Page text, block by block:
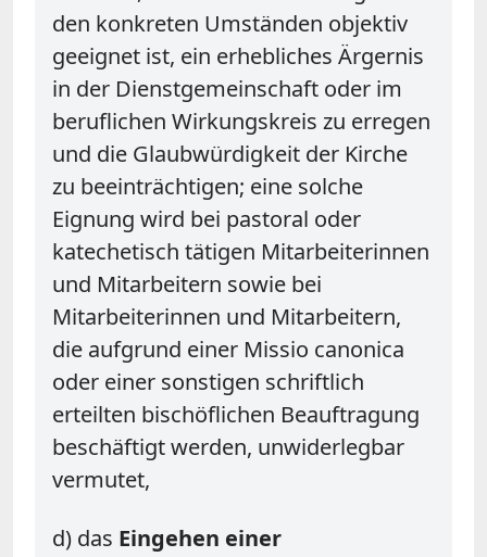
den konkreten Umständen objektiv
geeignet ist, ein erhebliches Ärgernis
in der Dienstgemeinschaft oder im
beruflichen Wirkungskreis zu erregen
und die Glaubwürdigkeit der Kirche
zu beeinträchtigen; eine solche
Eignung wird bei pastoral oder
katechetisch tätigen Mitarbeiterinnen
und Mitarbeitern sowie bei
Mitarbeiterinnen und Mitarbeitern,
die aufgrund einer Missio canonica
oder einer sonstigen schriftlich
erteilten bischöflichen Beauftragung
beschäftigt werden, unwiderlegbar
vermutet,
d) das Eingehen einer